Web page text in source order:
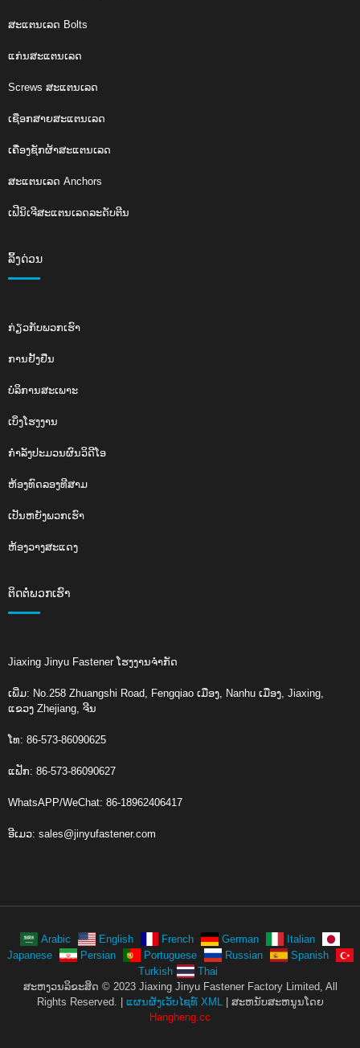
ສະແຕນເລດ Bolts
ແກ່ນສະແຕນເລດ
Screws ສະແຕນເລດ
ເຊືອກສາຍສະແຕນເລດ
ເຄື່ອງຊັກຜ້າສະແຕນເລດ
ສະແຕນເລດ Anchors
ເຟີນິເຈີສະແຕນເລດລະດັບຕີນ
ລິ້ງດ່ວນ
ກ່ຽວ​ກັບ​ພວກ​ເຮົາ
ການຢັ້ງຢືນ
ບໍລິການສະເພາະ
ເບິ່ງໂຮງງານ
ກຳລັງປະມວນຜົນວິດີໂອ
ຫ້ອງທົດລອງທີສາມ
ເປັນຫຍັງພວກເຮົາ
ຫ້ອງວາງສະແດງ
ຕິດ​ຕໍ່​ພວກ​ເຮົາ
Jiaxing Jinyu Fastener ໂຮງງານຈໍາກັດ
ເພີ່ມ: No.258 Zhuangshi Road, Fengqiao ເມືອງ, Nanhu ເມືອງ, Jiaxing,
ແຂວງ Zhejiang, ຈີນ
ໂທ: 86-573-86090625
ແຟັກ: 86-573-86090627
WhatsAPP/WeChat: 86-18962406417
ອີເມວ: sales@jinyufastener.com
Arabic English French German
Italian
Japanese
Persian Portuguese Russian
Spanish
Turkish
Thai
ສະຫງວນລິຂະສິດ © 2023 Jiaxing Jinyu Fastener Factory Limited, All
Rights Reserved. | ແຜນຜັງເວັບໄຊທ໌ XML| ສະ​ຫນັບ​ສະ​ຫນູນ​ໂດຍ
Hangheng.cc